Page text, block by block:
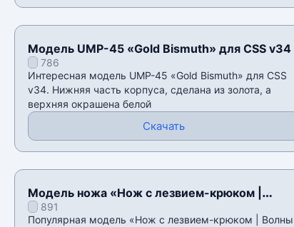
Модель UMP-45 «Gold Bismuth» для CSS v34
786
Интересная модель UMP-45 «Gold Bismuth» для CSS
v34. Нижняя часть корпуса, сделана из золота, а
верхняя окрашена белой
Скачать
Модель ножа «Нож с лезвием-крюком |
Волны фаза 4» для CSS v34
891
Популярная модель «Нож с лезвием-крюком | Волны